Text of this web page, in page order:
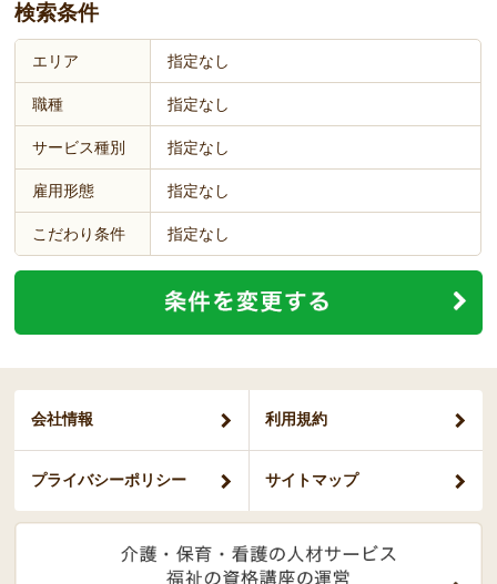
検索条件
エリア 指定なし
職種 指定なし
サービス種別 指定なし
雇用形態 指定なし
こだわり条件 指定なし
会社情報 利用規約
プライバシーポリシー サイトマップ